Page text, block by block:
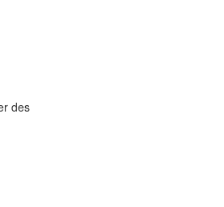
des